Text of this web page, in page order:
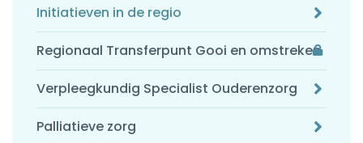
Initiatieven in de regio
Regionaal Transferpunt Gooi en omstreken
Verpleegkundig Specialist Ouderenzorg
Palliatieve zorg